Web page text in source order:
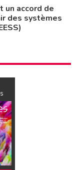
un accord de
des systèmes